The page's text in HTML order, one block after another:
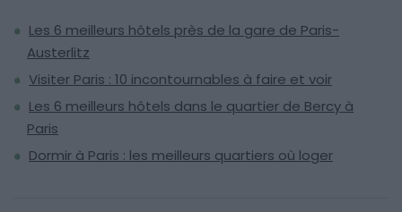
Les 6 meilleurs hôtels près de la gare de Paris-
Austerlitz
Visiter Paris : 10 incontournables à faire et voir
Les 6 meilleurs hôtels dans le quartier de Bercy à
Paris
Dormir à Paris : les meilleurs quartiers où loger